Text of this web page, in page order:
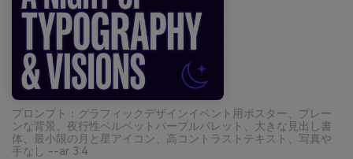
プロンプト：グラフィックデザインイベント用ポスター、プレー
ンな背景、夜行性ベルベットパープルパレット、大きな見出し書
体、最小限の月と星アイコン、高コントラストテキスト、写真や
手なし --ar 3:4